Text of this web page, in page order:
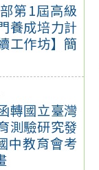
第1屆高級
養成培力計
工作坊】簡
轉國立臺灣
測驗研究發
中教育會考